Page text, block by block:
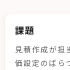
課題
見積作成が担
価設定のばら